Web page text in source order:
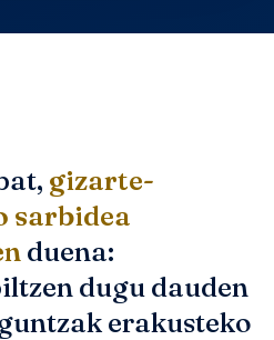
gizarte-
sarbidea
duena:
dugu dauden
erakusteko